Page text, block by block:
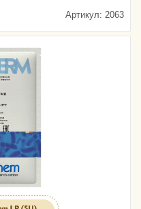
Артикул: 2063